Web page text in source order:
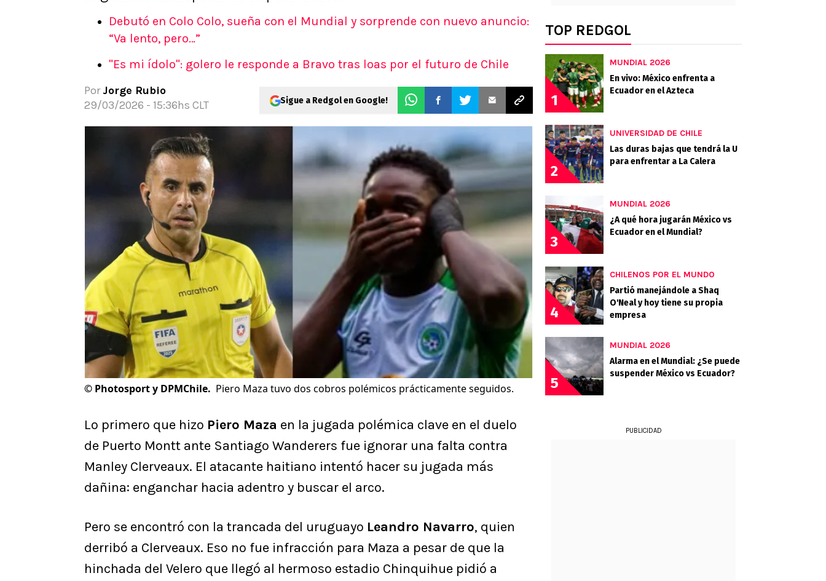
Apuesta del día
Debutó en Colo Colo, sueña con el Mundial y sorprende con nuevo anuncio:
“Va lento, pero…”
"Es mi ídolo": golero le responde a Bravo tras loas por el futuro de Chile
Por Jorge Rubio
29/03/2026 - 15:36hs CLT
Sigue a Redgol en Google!
© Photosport y DPMChile. Piero Maza tuvo dos cobros polémicos prácticamente seguidos.
Lo primero que hizo Piero Maza en la jugada polémica clave en el duelo
de Puerto Montt ante Santiago Wanderers fue ignorar una falta contra
Manley Clerveaux. El atacante haitiano intentó hacer su jugada más
dañina: enganchar hacia adentro y buscar el arco.
Pero se encontró con la trancada del uruguayo Leandro Navarro, quien
derribó a Clerveaux. Eso no fue infracción para Maza a pesar de que la
hinchada del Velero que llegó al hermoso estadio Chinquihue pidió a
TOP REDGOL
1
MUNDIAL 2026
En vivo: México enfrenta a
Ecuador en el Azteca
2
UNIVERSIDAD DE CHILE
Las duras bajas que tendrá la U
para enfrentar a La Calera
3
MUNDIAL 2026
¿A qué hora jugarán México vs
Ecuador en el Mundial?
4
CHILENOS POR EL MUNDO
Partió manejándole a Shaq
O'Neal y hoy tiene su propia
empresa
5
MUNDIAL 2026
Alarma en el Mundial: ¿Se puede
suspender México vs Ecuador?
PUBLICIDAD